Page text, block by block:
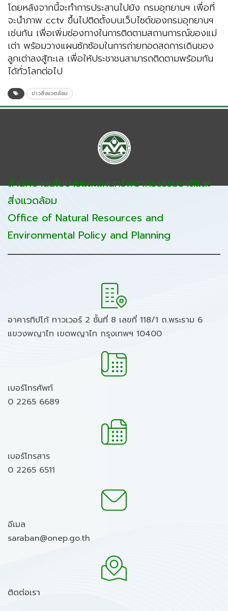
โดยหลังจากนี้จะทำการประสานไปยัง กรมอุทยานฯ เพื่อที่
จะนำภาพ cctv ขึ้นไปติดตั้งบนเว็บไซต์ของกรมอุทยานฯ
เช่นกัน เพื่อเพิ่มช่องทางในการติดตามสถานการณ์ของแม่
เต่า พร้อมวางแผนซักซ้อมในการถ่ายทอดสดการเดินของ
ลูกเต่าลงสู้ทะเล เพื่อให้ประชาชนสามารถติดตามพร้อมกัน
ได้ทั่วโลกต่อไป
ข่าวสิ่งแวดล้อม
สำนักงานนโยบายและแผนทรัพยากรธรรมชาติและ
สิ่งแวดล้อม
Office of Natural Resources and
Environmental Policy and Planning
อาคารทิปโก้ ทาวเวอร์ 2 ชั้นที่ 8 เลขที่ 118/1 ถ.พระราม 6
แขวงพญาไท เขตพญาไท กรุงเทพฯ 10400
เบอร์โทรศัพท์
0 2265 6689
เบอร์โทรสาร
0 2265 6511
อีเมล
saraban@onep.go.th
ติดต่อเรา